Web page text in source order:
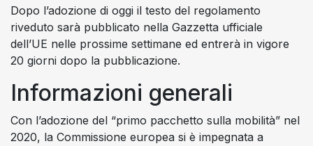
Dopo l’adozione di oggi il testo del regolamento
riveduto sarà pubblicato nella Gazzetta ufficiale
dell’UE nelle prossime settimane ed entrerà in vigore
20 giorni dopo la pubblicazione.
Informazioni generali
Con l’adozione del “primo pacchetto sulla mobilità” nel
2020, la Commissione europea si è impegnata a